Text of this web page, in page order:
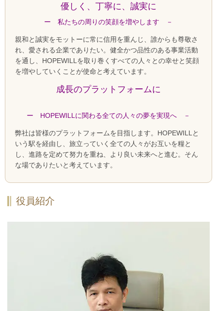
優しく、丁寧に、誠実に
ー 私たちの周りの笑顔を増やします －
親和と誠実をモットーに常に信用を重んじ、誰からも尊敬さ
れ、愛される企業でありたい。健全かつ品性のある事業活動
を通し、 HOPEWILL を取り巻くすべての人々との幸せと笑顔
を増やしていくことが使命と考えています。
成長のプラットフォームに
ー HOPEWILL に関わる全ての人々の夢を実現へ －
弊社は皆様のプラットフォームを目指します。 HOPEWILL と
いう駅を経由し、旅立っていく全ての人々がお互いを糧と
し、進路を定めて努力を重ね、より良い未来へと進む。そん
な場でありたいと考えています。
役員紹介